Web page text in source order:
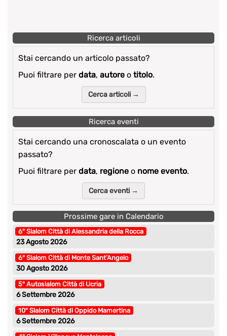
Ricerca articoli
Stai cercando un articolo passato?
Puoi filtrare per data, autore o titolo.
Cerca articoli →
Ricerca eventi
Stai cercando una cronoscalata o un evento
passato?
Puoi filtrare per data, regione o nome evento.
Cerca eventi →
Prossime gare in Calendario
6° Slalom Città di Alessandria della Rocca
23 Agosto 2026
6° Slalom Città di Monte Sant’Angelo
30 Agosto 2026
5° Autoslalom Città di Ucria
6 Settembre 2026
10° Slalom Città di Oppido Mamertina
6 Settembre 2026